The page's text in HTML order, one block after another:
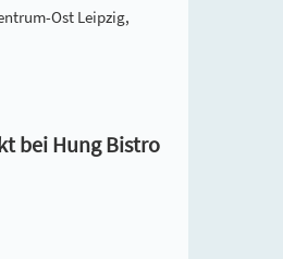
Ost Leipzig,
bei Hung Bistro